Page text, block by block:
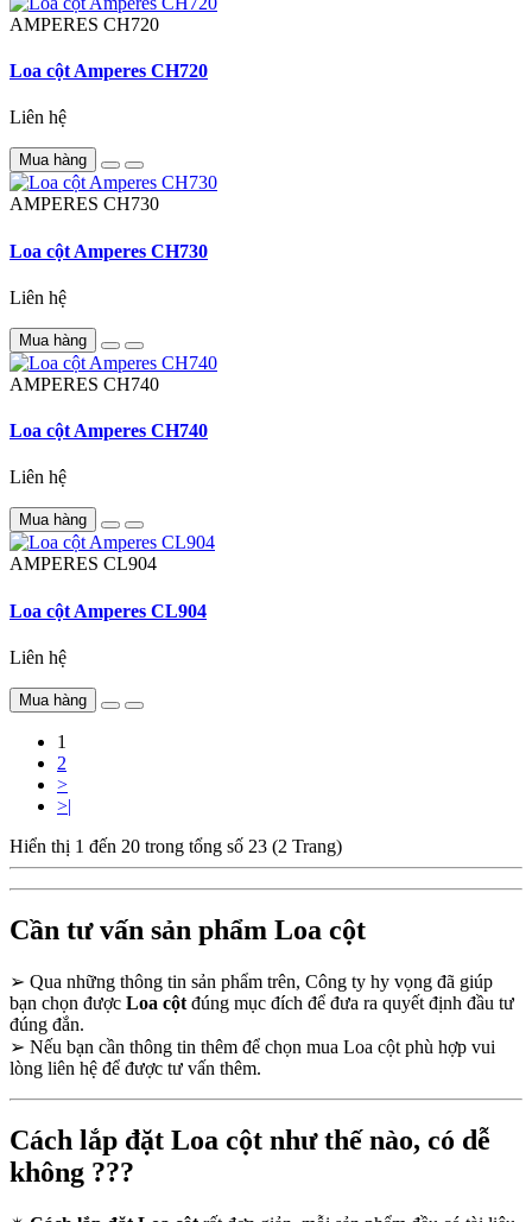
AMPERES CH720
Loa cột Amperes CH720
Liên hệ
Mua hàng
AMPERES CH730
Loa cột Amperes CH730
Liên hệ
Mua hàng
AMPERES CH740
Loa cột Amperes CH740
Liên hệ
Mua hàng
AMPERES CL904
Loa cột Amperes CL904
Liên hệ
Mua hàng
1
2
>
>|
Hiển thị 1 đến 20 trong tổng số 23 (2 Trang)
Cần tư vấn sản phẩm Loa cột
➢ Qua những thông tin sản phẩm trên, Công ty hy vọng đã giúp
bạn chọn được Loa cột đúng mục đích để đưa ra quyết định đầu tư
đúng đắn.
➢ Nếu bạn cần thông tin thêm để chọn mua Loa cột phù hợp vui
lòng liên hệ để được tư vấn thêm.
Cách lắp đặt Loa cột như thế nào, có dễ
không ???